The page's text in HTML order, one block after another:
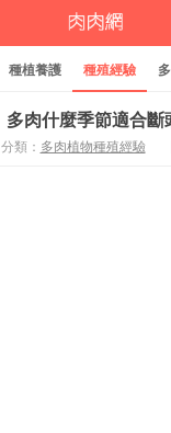
種植養護 種殖經驗
多肉什麼季節適合斷
分類： 多肉植物種殖經驗